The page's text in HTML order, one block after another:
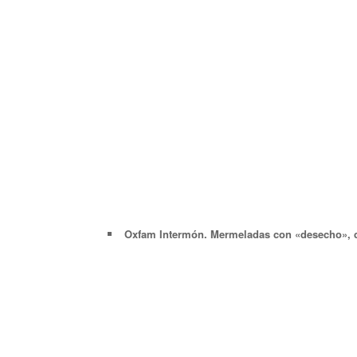
Oxfam Intermón. Mermeladas con